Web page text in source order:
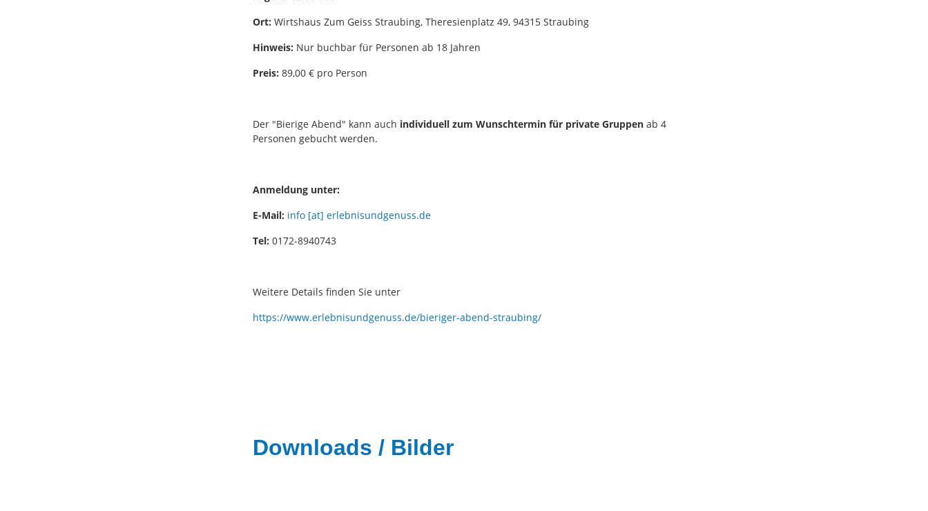
Ort: Wirtshaus Zum Geiss Straubing, Theresienplatz 49, 94315 Straubing
Hinweis: Nur buchbar für Personen ab 18 Jahren
Preis: 89,00 € pro Person
Der "Bierige Abend" kann auch individuell zum Wunschtermin für private Gruppen ab 4
Personen gebucht werden.
Anmeldung unter:
E-Mail: info [at] erlebnisundgenuss.de
Tel: 0172-8940743
Weitere Details finden Sie unter
https://www.erlebnisundgenuss.de/bieriger-abend-straubing/
Downloads / Bilder